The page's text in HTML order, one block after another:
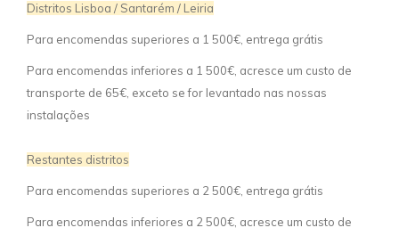
Distritos Lisboa / Santarém / Leiria
Para encomendas superiores a 1 500€, entrega grátis
Para encomendas inferiores a 1 500€, acresce um custo de
transporte de 65€, exceto se for levantado nas nossas
instalações
Restantes distritos
Para encomendas superiores a 2 500€, entrega grátis
Para encomendas inferiores a 2 500€, acresce um custo de